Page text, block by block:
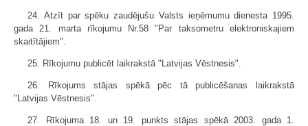
24. Atzīt par spēku zaudējušu Valsts ieņēmumu dienesta 1995.
gada 21. marta rīkojumu Nr.58 "Par taksometru elektroniskajiem
skaitītājiem".
25. Rīkojumu publicēt laikrakstā "Latvijas Vēstnesis".
26. Rīkojums stājas spēkā pēc tā publicēšanas laikrakstā
"Latvijas Vēstnesis".
27. Rīkojuma 18. un 19. punkts stājas spēkā 2003. gada 1.